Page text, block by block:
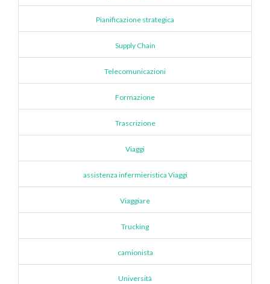
Pianificazione strategica
Supply Chain
Telecomunicazioni
Formazione
Trascrizione
Viaggi
assistenza infermieristica Viaggi
Viaggiare
Trucking
camionista
Università